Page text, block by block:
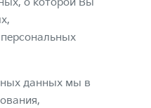
данных мы в